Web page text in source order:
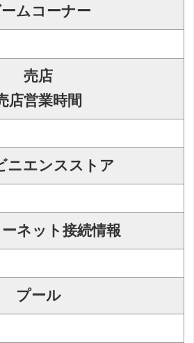
ムコーナー
売店
店営業時間
ニエンスストア
ネット接続情報
プール